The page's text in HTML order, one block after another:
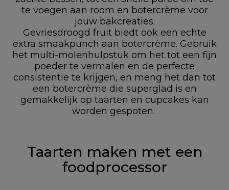
te voegen aan room en botercrème voor
jouw bakcreaties.
Gevriesdroogd fruit biedt ook een echte
extra smaakpunch aan botercrème. Gebruik
het multi-molenhulpstuk om het tot een fijn
poeder te vermalen en de perfecte
consistentie te krijgen, en meng het dan tot
een botercrème die superglad is en
gemakkelijk op taarten en cupcakes kan
worden gespoten.
Taarten maken met een
foodprocessor